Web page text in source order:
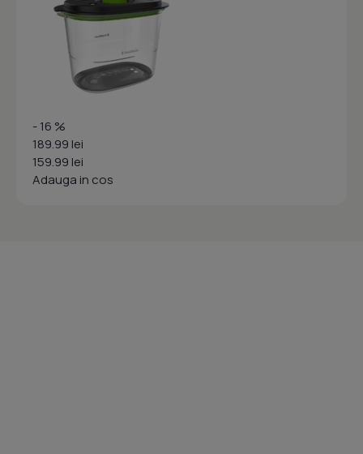
- 16 %
189.99 lei
159.99 lei
Adauga in cos